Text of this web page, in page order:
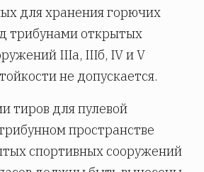
для хранения горючих
трибунами открытых
IIIa, IIIб, IV и V
не допускается.
тиров для пулевой
пространстве
спортивных сооружений